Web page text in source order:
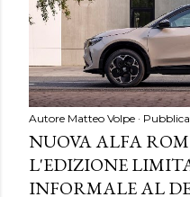
Autore Matteo Volpe
NUOVA ALFA
L'EDIZIONE
INFORMALE AL